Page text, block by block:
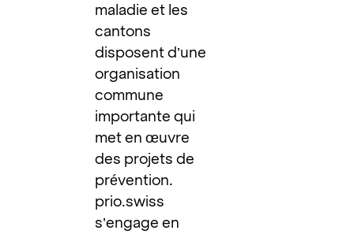
maladie et les
cantons
disposent d’une
organisation
commune
importante qui
met en œuvre
des projets de
prévention.
prio.swiss
s’engage en